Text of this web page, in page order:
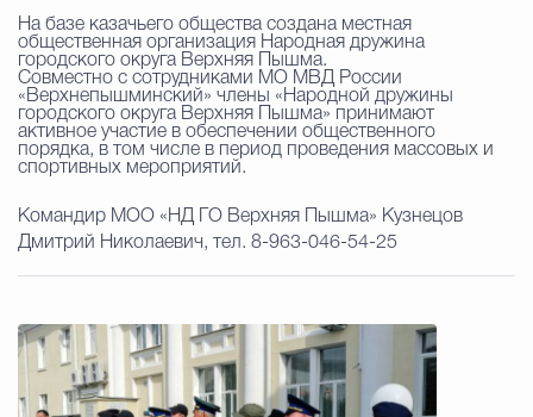
На базе казачьего общества создана местная
общественная организация Народная дружина
городского округа Верхняя Пышма.
Совместно с сотрудниками МО МВД России
«Верхнепышминский» члены «Народной дружины
городского округа Верхняя Пышма» принимают
активное участие в обеспечении общественного
порядка, в том числе в период проведения массовых и
спортивных мероприятий.
Командир МОО «НД ГО Верхняя Пышма» Кузнецов
Дмитрий Николаевич, тел. 8-963-046-54-25